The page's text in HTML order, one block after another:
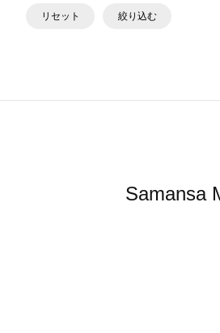
リセット 絞り込む
Samansa